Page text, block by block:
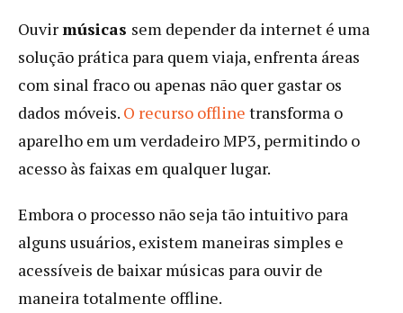
Ouvirmúsicas sem depender da internet é uma
solução prática para quem viaja, enfrenta áreas
com sinal fraco ou apenas não quer gastar os
dados móveis. O recurso offline transforma o
aparelho em um verdadeiro MP3, permitindo o
acesso às faixas em qualquer lugar.
Embora o processo não seja tão intuitivo para
alguns usuários, existem maneiras simples e
acessíveis de baixar músicas para ouvir de
maneira totalmente offline.